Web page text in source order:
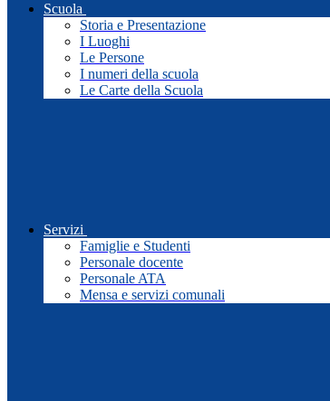
Scuola
Storia e Presentazione
I Luoghi
Le Persone
I numeri della scuola
Le Carte della Scuola
Servizi
Famiglie e Studenti
Personale docente
Personale ATA
Mensa e servizi comunali